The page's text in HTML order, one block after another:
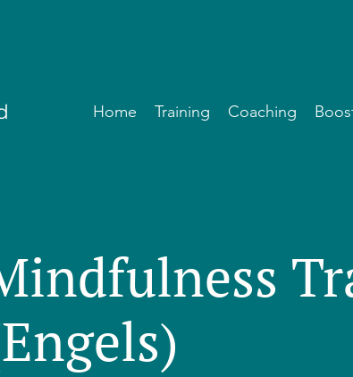
Home Training Coaching